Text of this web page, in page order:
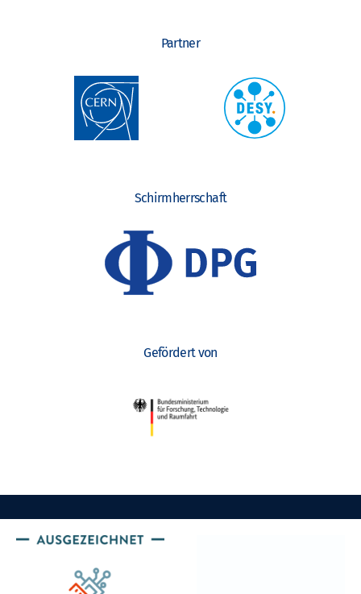
Partner
Schirmherrschaft
Gefördert von